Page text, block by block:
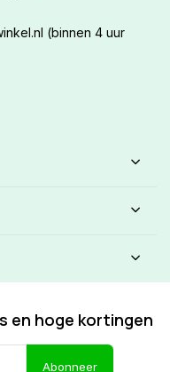
(binnen 4 uur
en hoge kortingen
Abonneer